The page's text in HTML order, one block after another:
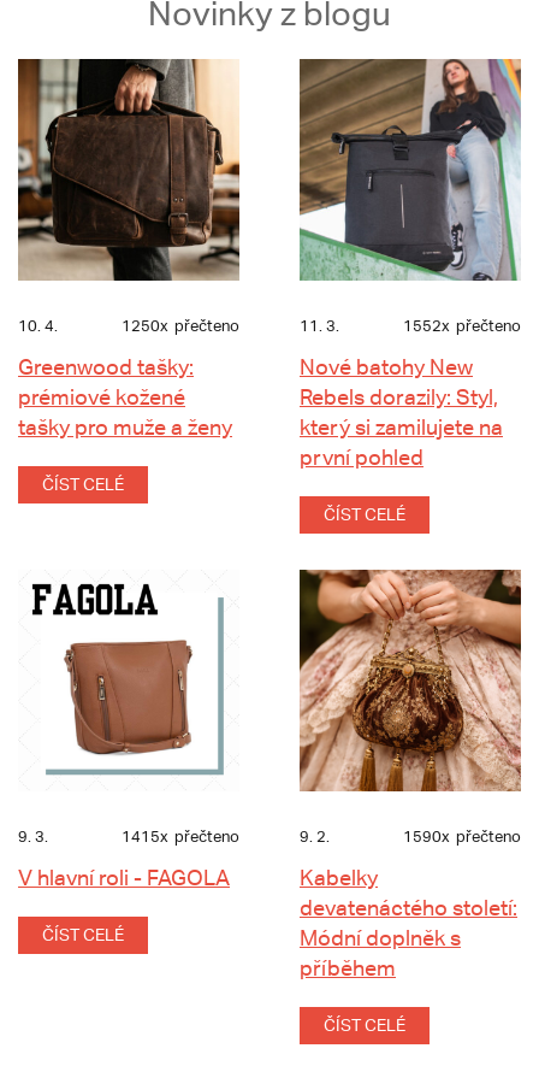
Novinky z blogu
10. 4. 1250x přečteno
Greenwood tašky:
prémiové kožené
tašky pro muže a ženy
ČÍST CELÉ
11. 3. 1552x přečteno
Nové batohy New
Rebels dorazily: Styl,
který si zamilujete na
první pohled
ČÍST CELÉ
9. 3. 1415x přečteno
V hlavní roli - FAGOLA
ČÍST CELÉ
9. 2. 1590x přečteno
Kabelky
devatenáctého století:
Módní doplněk s
příběhem
ČÍST CELÉ